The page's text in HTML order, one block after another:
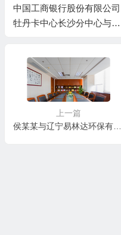
中国工商银行股份有限公司
牡丹卡中心长沙分中心与谷
上一篇
侯某某与辽宁易林达环保有限公司、王某合同纠纷一审民事判决书